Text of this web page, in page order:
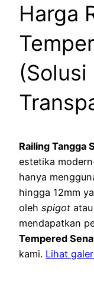
Harga
(Solusi
Railing Tangga
estetika
hanya
hingga 12mm
oleh spigot atau
mendapatkan
Tempered
kami. Lihat